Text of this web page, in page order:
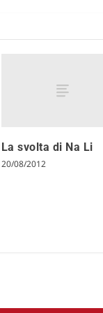
La svolta di Na Li
20/08/2012